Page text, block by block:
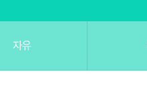
게임 플레이 버그 제보
자유